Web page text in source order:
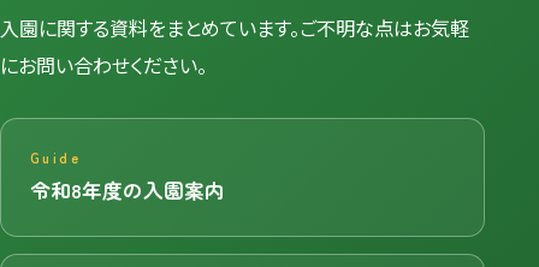
入園に関する資料をまとめています。ご不明な点はお気軽
にお問い合わせください。
Guide
令和8年度の入園案内